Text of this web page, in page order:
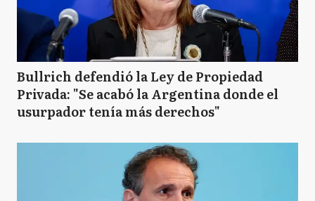
Bullrich defendió la Ley de Propiedad
Privada: "Se acabó la Argentina donde el
usurpador tenía más derechos"